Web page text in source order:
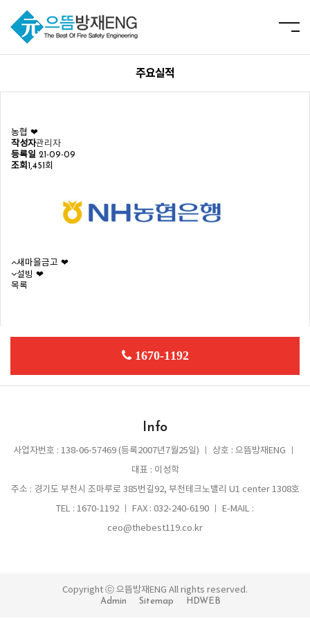
주요실적
농협 ❤︎
작성자관리자
등록일 21-09-09
조회 1,451회
새마을금고 ❤︎
설빙 ❤︎
목록
1670-1192
Info
사업자번호 : 138-06-57469 (등록2007년7월25일) ㅣ 상호 : 으뜸방재ENG ㅣ
대표 : 이성학
주소 : 경기도 부천시 조마루로 385번길92, 부천테크노밸리 U1 center 1308호
TEL : 1670-1192 ㅣ FAX : 032-240-6190 ㅣ E-MAIL :
ceo@thebest119.co.kr
Copyright ⓒ 으뜸방재ENG All rights reserved.
Admin Sitemap HDWEB